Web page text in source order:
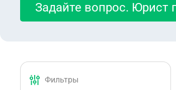
Задайте вопрос. Юрист
Фильтры